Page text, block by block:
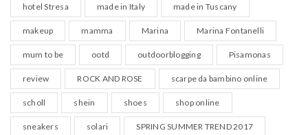
hotel Stresa made in Italy made in Tuscany
makeup mamma Marina Marina Fontanelli
mum to be ootd outdoorblogging Pisamonas
review ROCK AND ROSE scarpe da bambino online
scholl shein shoes shop online
sneakers solari SPRING SUMMER TREND 2017